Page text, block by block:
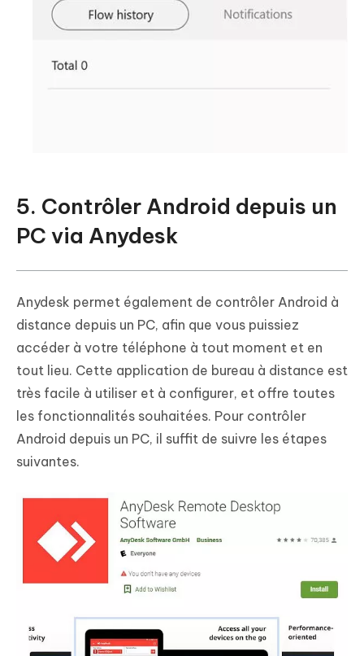
5. Contrôler Android depuis un
PC via Anydesk
Anydesk permet également de contrôler Android à
distance depuis un PC, afin que vous puissiez
accéder à votre téléphone à tout moment et en
tout lieu. Cette application de bureau à distance est
très facile à utiliser et à configurer, et offre toutes
les fonctionnalités souhaitées. Pour contrôler
Android depuis un PC, il suffit de suivre les étapes
suivantes.